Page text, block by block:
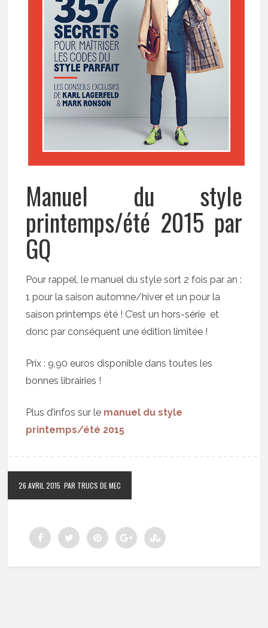
Manuel du style
printemps/été 2015 par
GQ
Pour rappel, le manuel du style sort 2 fois par an :
1 pour la saison automne/hiver et un pour la
saison printemps été ! C’est un hors-série et
donc par conséquent une édition limitée !
Prix : 9,90 euros disponible dans toutes les
bonnes librairies !
Plus d’infos sur le manuel du style
printemps/été 2015
26 AVRIL 2015 PAR TRUCS DE MEC